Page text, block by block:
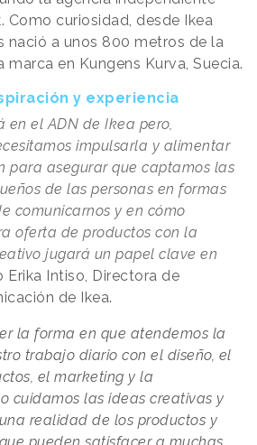
Como curiosidad, desde Ikea
nació a unos 800 metros de la
en Kungens Kurva, Suecia.
y experiencia
en el ADN de Ikea pero,
impulsarla y alimentar
para asegurar que captamos las
de las personas en formas
comunicarnos y en cómo
oferta de productos con la
jugará un papel clave en
Erika Intiso, Directora de
de Ikea.
la forma en que atendemos la
trabajo diario con el diseño, el
el marketing y la
cuidamos las ideas creativas y
realidad de los productos y